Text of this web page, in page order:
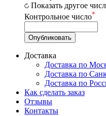
Показать другое
Контрольное число*
Доставка
Доставка по
Доставка по
Доставка по
Как сделать заказ
Отзывы
Контакты